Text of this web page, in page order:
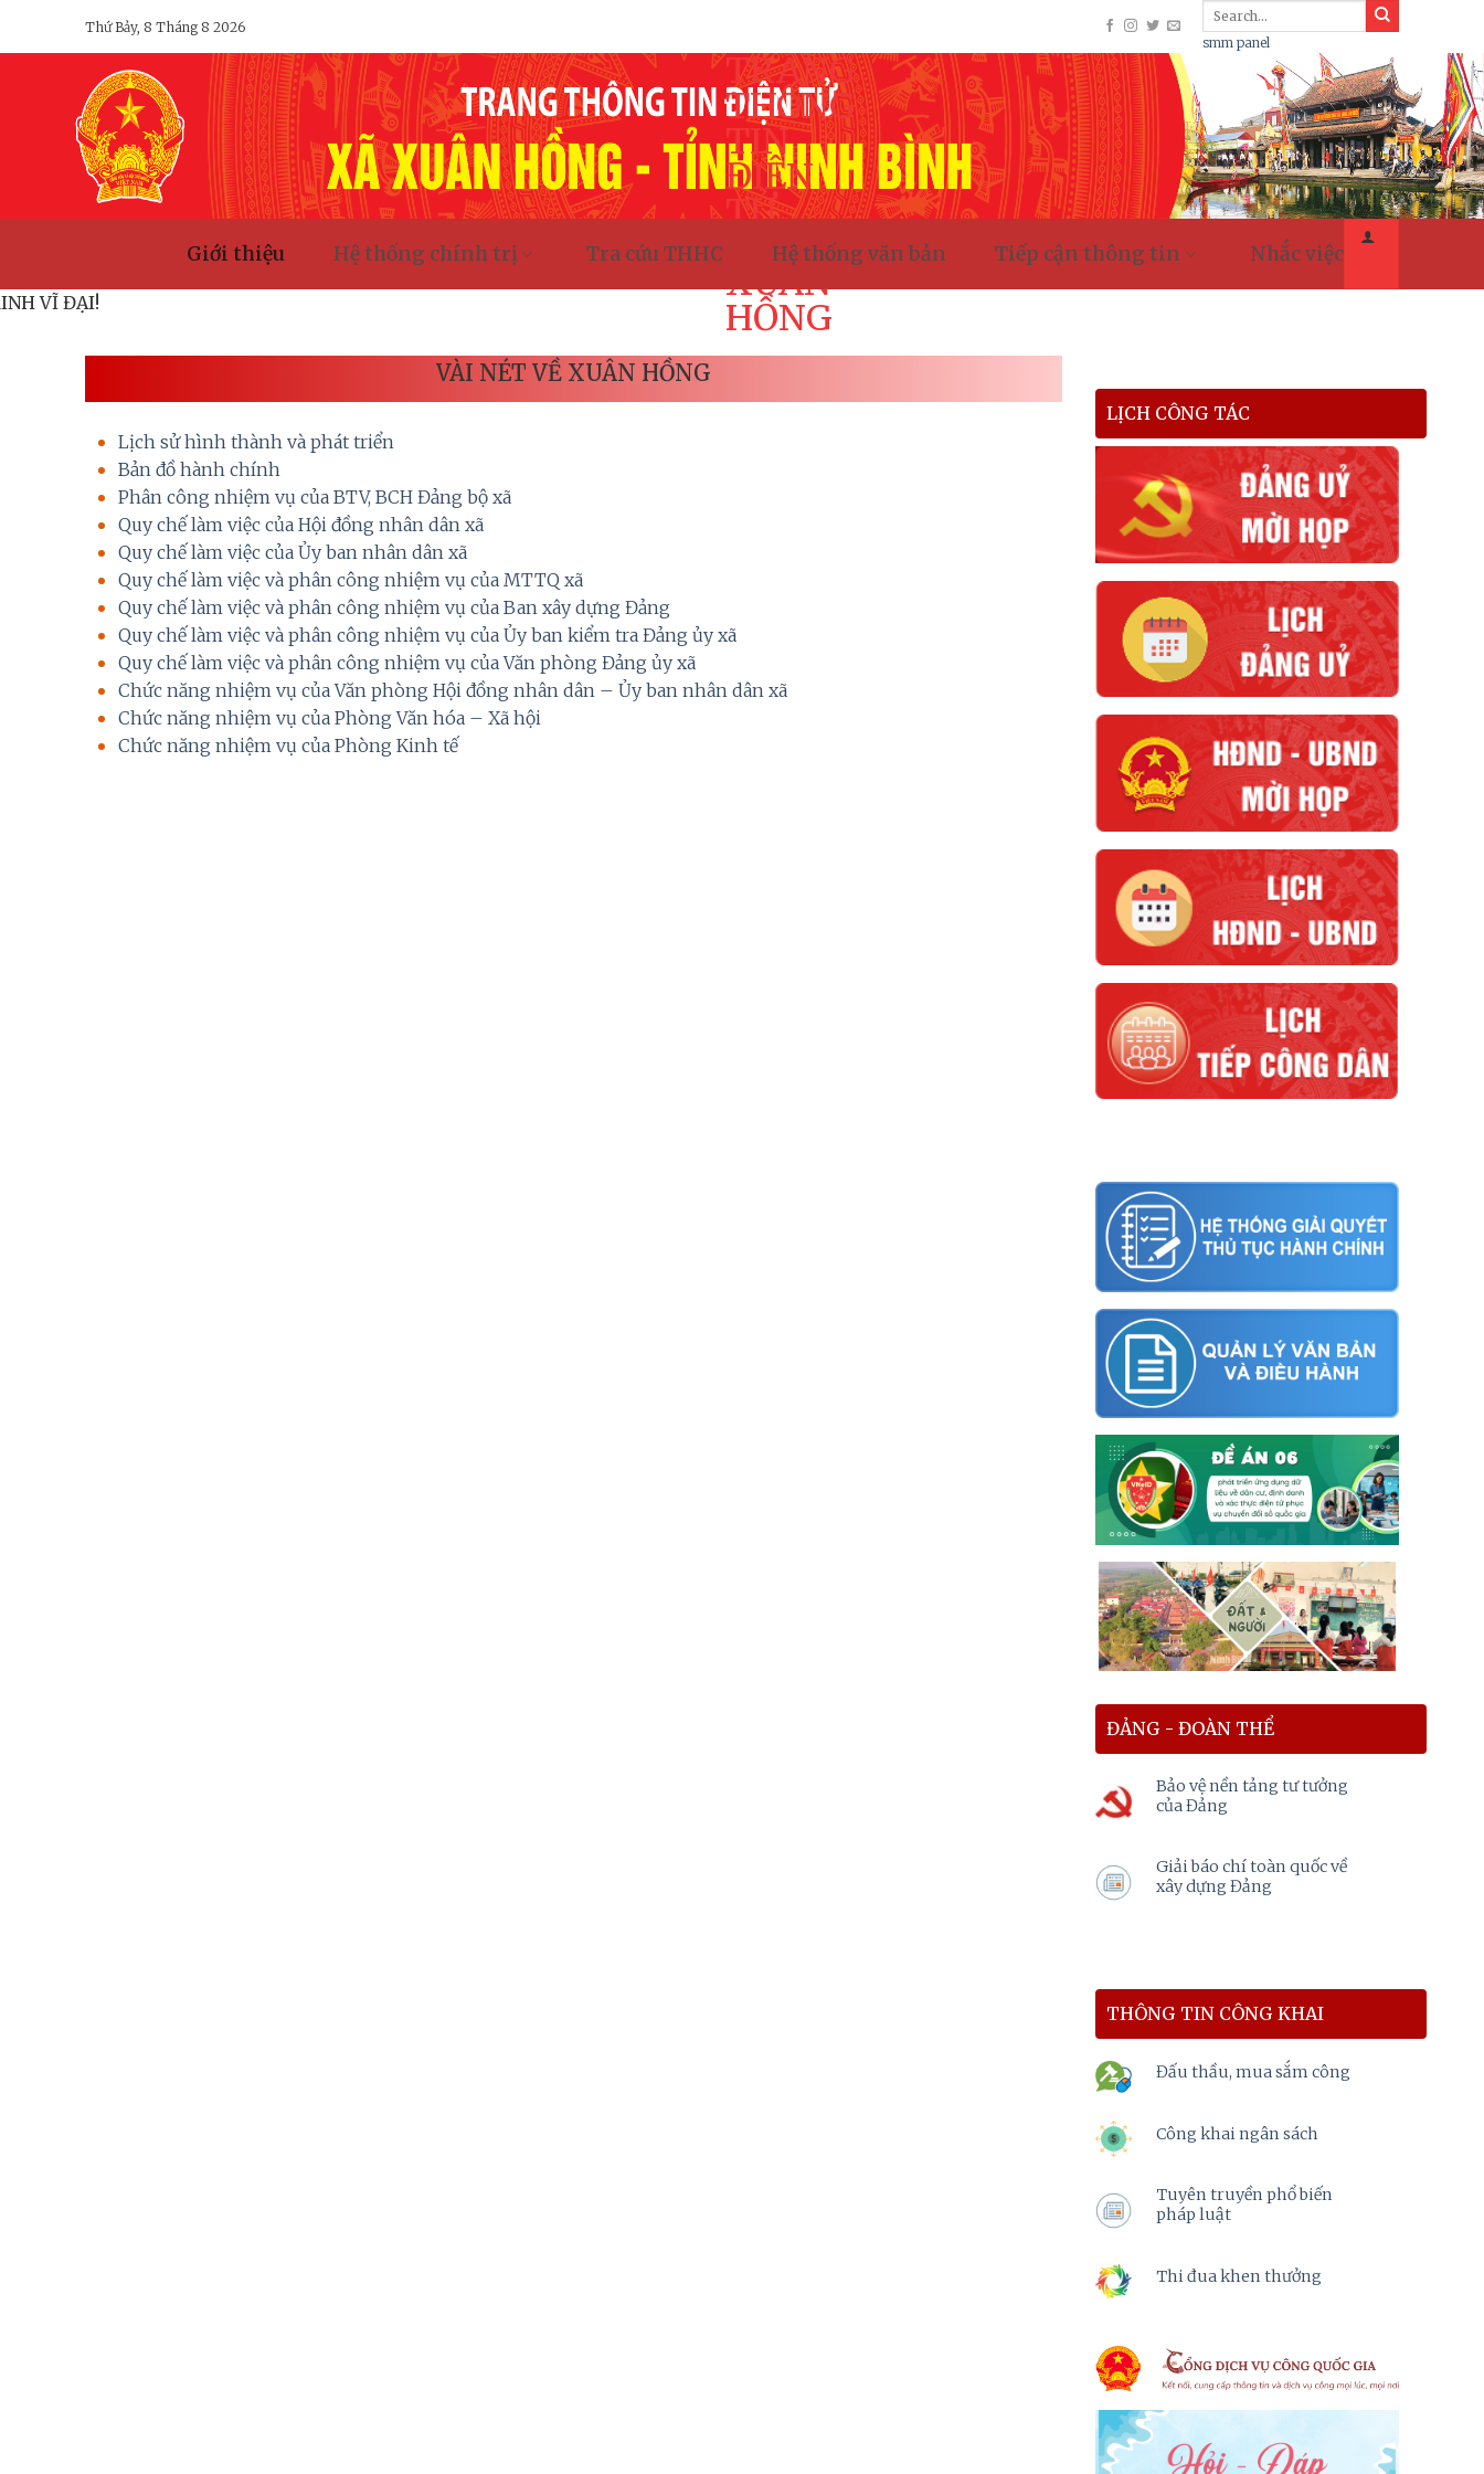
Thứ Bảy, 8 Tháng 8 2026
smm panel
TRANG
THÔNG
TIN
ĐIỆN
TỬ
XÃ
XUÂN
HỒNG
Giới thiệu Hệ thống chính trị Tra cứu THHC Hệ thống văn bản Tiếp cận thông tin Nhắc việc
MINH VĨ ĐẠI!
VÀI NÉT VỀ XUÂN HỒNG
Lịch sử hình thành và phát triển
Bản đồ hành chính
Phân công nhiệm vụ của BTV, BCH Đảng bộ xã
Quy chế làm việc của Hội đồng nhân dân xã
Quy chế làm việc của Ủy ban nhân dân xã
Quy chế làm việc và phân công nhiệm vụ của MTTQ xã
Quy chế làm việc và phân công nhiệm vụ của Ban xây dựng Đảng
Quy chế làm việc và phân công nhiệm vụ của Ủy ban kiểm tra Đảng ủy xã
Quy chế làm việc và phân công nhiệm vụ của Văn phòng Đảng ủy xã
Chức năng nhiệm vụ của Văn phòng Hội đồng nhân dân – Ủy ban nhân dân xã
Chức năng nhiệm vụ của Phòng Văn hóa – Xã hội
Chức năng nhiệm vụ của Phòng Kinh tế
LỊCH CÔNG TÁC
ĐẢNG - ĐOÀN THỂ
Bảo vệ nền tảng tư tưởng
của Đảng
Giải báo chí toàn quốc về
xây dựng Đảng
THÔNG TIN CÔNG KHAI
Đấu thầu, mua sắm công
Công khai ngân sách
Tuyên truyền phổ biến
pháp luật
Thi đua khen thưởng